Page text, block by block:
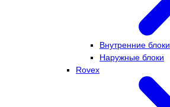
Внутренние блоки
Наружные блоки
Rovex